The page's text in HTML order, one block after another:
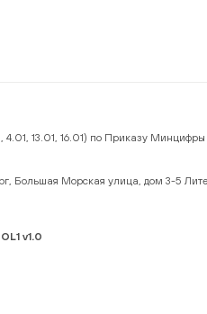
4.01, 13.01, 16.01) по Приказу
Большая Морская улица, дом 3-5
v1.0